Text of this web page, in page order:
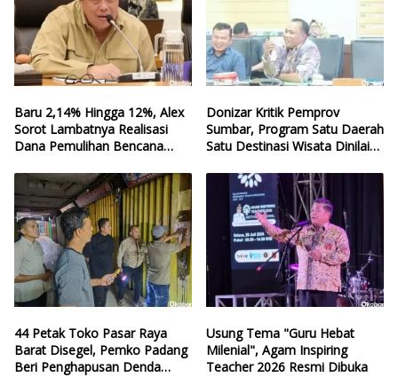
Baru 2,14% Hingga 12%, Alex
Sorot Lambatnya Realisasi
Dana Pemulihan Bencana
Donizar Kritik Pemprov
Sumbar, Program Satu Daerah
Satu Destinasi Wisata Dinilai
44 Petak Toko Pasar Raya
Barat Disegel, Pemko Padang
Beri Penghapusan Denda
Usung Tema "Guru Hebat
Milenial", Agam Inspiring
Teacher 2026 Resmi Dibuka